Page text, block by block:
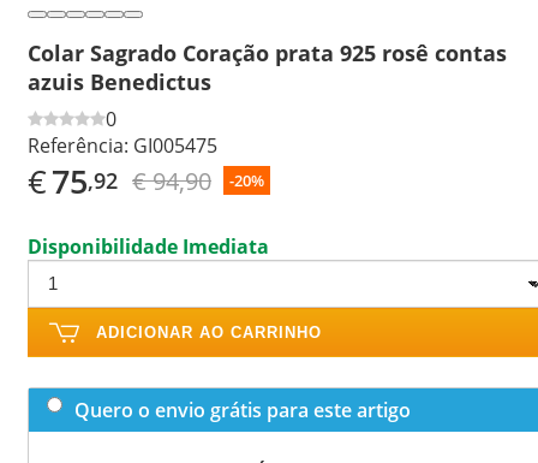
Colar Sagrado Coração prata 925 rosê contas
azuis Benedictus
0
Referência: GI005475
€75,92 € 94,90 -20%
Disponibilidade Imediata
ADICIONAR AO CARRINHO
Quero o envio grátis para este artigo